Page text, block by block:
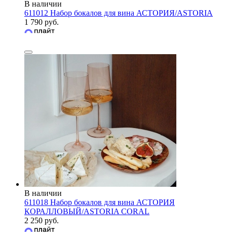
В наличии
611012 Набор бокалов для вина АСТОРИЯ/ASTORIA
1 790 руб.
В наличии
611018 Набор бокалов для вина АСТОРИЯ
КОРАЛЛОВЫЙ/ASTORIA CORAL
2 250 руб.